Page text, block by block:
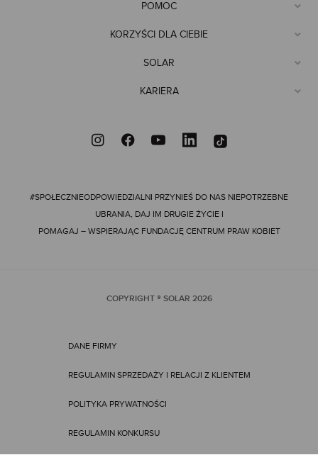
POMOC
KORZYŚCI DLA CIEBIE
SOLAR
KARIERA
#SPOŁECZNIEODPOWIEDZIALNI PRZYNIEŚ DO NAS NIEPOTRZEBNE
UBRANIA, DAJ IM DRUGIE ŻYCIE I
POMAGAJ – WSPIERAJĄC FUNDACJĘ CENTRUM PRAW KOBIET
COPYRIGHT ® SOLAR 2026
DANE FIRMY
REGULAMIN SPRZEDAŻY I RELACJI Z KLIENTEM
POLITYKA PRYWATNOŚCI
REGULAMIN KONKURSU